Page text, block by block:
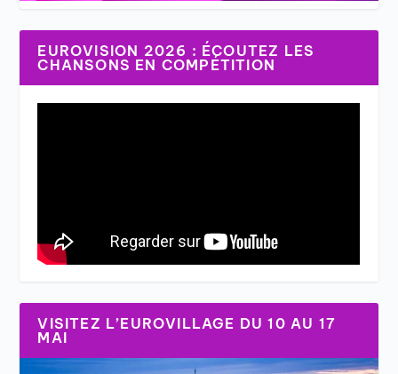
EUROVISION 2026 : ÉCOUTEZ LES
CHANSONS EN COMPÉTITION
VISITEZ L’EUROVILLAGE DU 10 AU 17
MAI